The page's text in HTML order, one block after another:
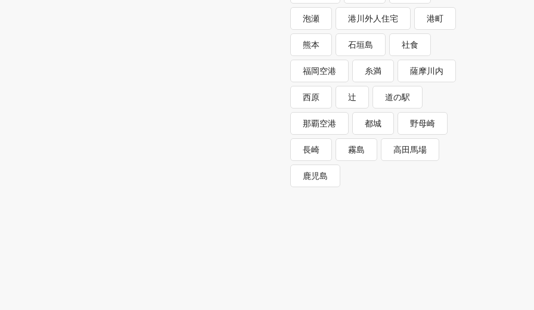
泡瀬 港川外人住宅 港町
熊本 石垣島 社食
福岡空港 糸満 薩摩川内
西原 辻 道の駅
那覇空港 都城 野母崎
長崎 霧島 高田馬場
鹿児島